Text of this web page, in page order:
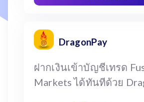
DragonPay
ฝากเงินเข้าบัญชีเทรด
Markets ได้ทันทีด้วย